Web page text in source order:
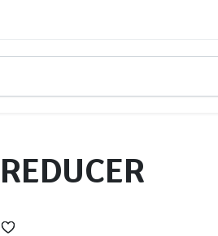
REDUCER